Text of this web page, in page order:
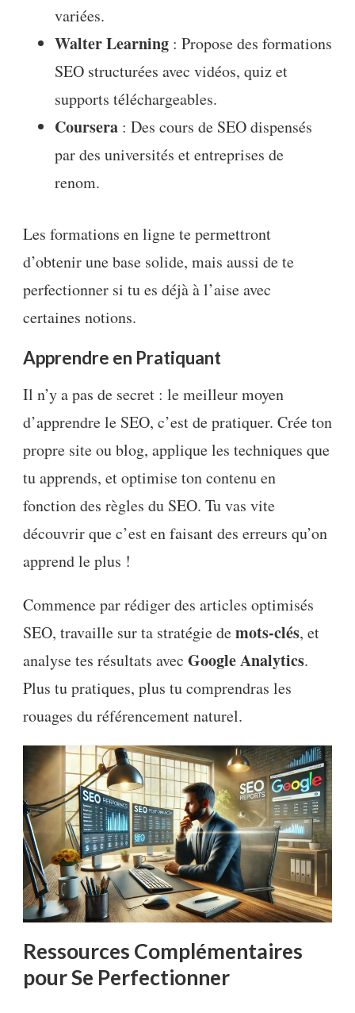
variées.
Walter Learning : Propose des formations
SEO structurées avec vidéos, quiz et
supports téléchargeables.
Coursera : Des cours de SEO dispensés
par des universités et entreprises de
renom.
Les formations en ligne te permettront
d’obtenir une base solide, mais aussi de te
perfectionner si tu es déjà à l’aise avec
certaines notions.
Apprendre en Pratiquant
Il n’y a pas de secret : le meilleur moyen
d’apprendre le SEO, c’est de pratiquer. Crée ton
propre site ou blog, applique les techniques que
tu apprends, et optimise ton contenu en
fonction des règles du SEO. Tu vas vite
découvrir que c’est en faisant des erreurs qu’on
apprend le plus !
Commence par rédiger des articles optimisés
SEO, travaille sur ta stratégie demots-clés, et
analyse tes résultats avec Google Analytics.
Plus tu pratiques, plus tu comprendras les
rouages du référencement naturel.
Ressources Complémentaires
pour Se Perfectionner